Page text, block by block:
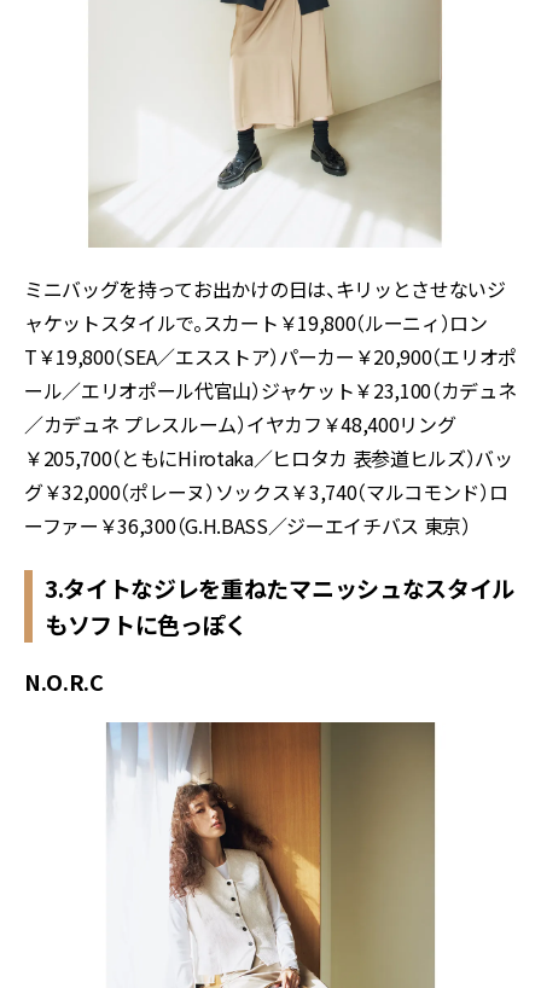
ミニバッグを持ってお出かけの日は、キリッとさせないジ
ャケットスタイルで。スカート￥19,800（ルーニィ）ロン
T￥19,800（SEA／エスストア）パーカー￥20,900（エリオポ
ール／エリオポール代官山）ジャケット￥23,100（カデュネ
／カデュネ プレスルーム）イヤカフ￥48,400リング
￥205,700（ともにHirotaka／ヒロタカ 表参道ヒルズ）バッ
グ￥32,000（ポレーヌ）ソックス￥3,740（マルコモンド）ロ
ーファー￥36,300（G.H.BASS／ジーエイチバス 東京）
3.タイトなジレを重ねたマニッシュなスタイル
もソフトに色っぽく
N.O.R.C